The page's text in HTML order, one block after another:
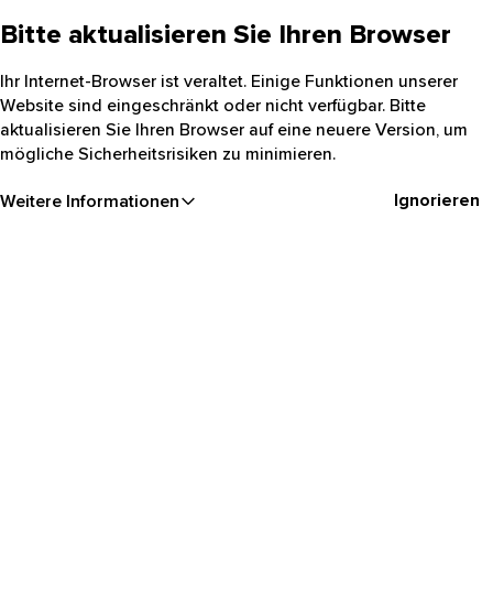
Bitte aktualisieren Sie Ihren Browser
Ihr Internet-Browser ist veraltet. Einige Funktionen unserer
Website sind eingeschränkt oder nicht verfügbar. Bitte
aktualisieren Sie Ihren Browser auf eine neuere Version, um
mögliche Sicherheitsrisiken zu minimieren.
Weitere Informationen Ignorieren